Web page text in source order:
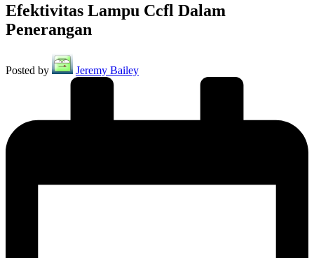
Efektivitas Lampu Ccfl Dalam
Penerangan
Posted by Jeremy Bailey